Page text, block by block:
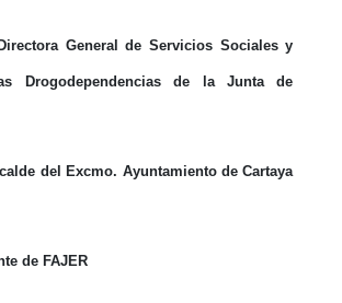
General de Servicios Sociales y
Drogodependencias de la Junta de
del Excmo. Ayuntamiento de Cartaya
de FAJER